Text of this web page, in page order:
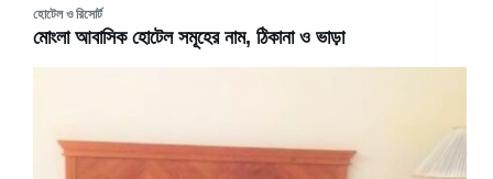
হোটেল ও রিসোর্ট
মোংলা আবাসিক হোটেল সমূহের নাম, ঠিকানা ও ভাড়া